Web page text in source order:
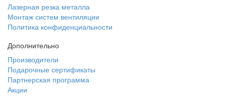
Лазерная резка металла
Монтаж систем вентиляции
Политика конфиденциальности
Дополнительно
Производители
Подарочные сертификаты
Партнерская программа
Акции